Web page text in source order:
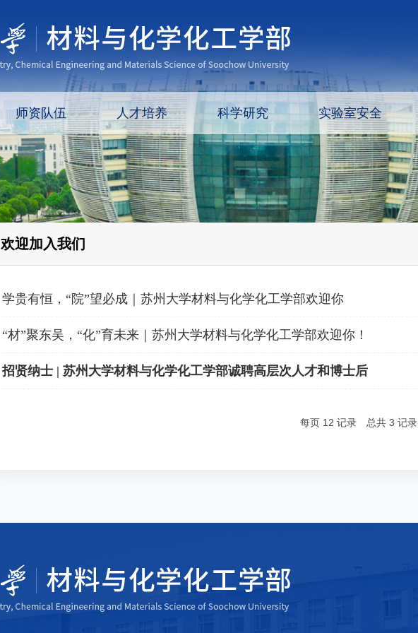
师资队伍 人才培养 科学研究 实验室安全
欢迎加入我们
学贵有恒，“院”望必成｜苏州大学材料与化学化工学部欢迎你
“材”聚东吴，“化”育未来｜苏州大学材料与化学化工学部欢迎你！
招贤纳士 | 苏州大学材料与化学化工学部诚聘高层次人才和博士后
每页 12 记录 总共 3 记录